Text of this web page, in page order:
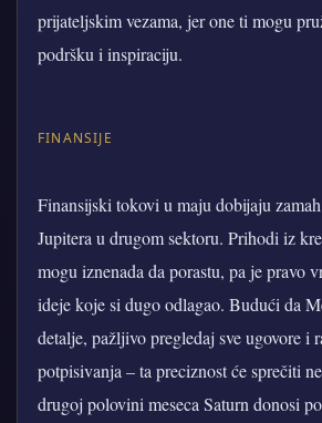
prijateljskim vezama, jer one ti mogu
podršku i inspiraciju.
FINANSIJE
Finansijski tokovi u maju dobijaju
Jupitera u drugom sektoru. Prihodi iz
mogu iznenada da porastu, pa je pravo
ideje koje si dugo odlagao. Budući da
detalje, pažljivo pregledaj sve ugovore i
potpisivanja – ta preciznost će sprečiti
drugoj polovini meseca Saturn donosi